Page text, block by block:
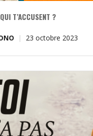
T’ACCUSENT ?
23 octobre 2023